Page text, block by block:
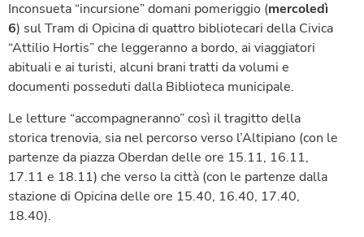
Inconsueta “incursione” domani pomeriggio (mercoledì
6) sul Tram di Opicina di quattro bibliotecari della Civica
“Attilio Hortis” che leggeranno a bordo, ai viaggiatori
abituali e ai turisti, alcuni brani tratti da volumi e
documenti posseduti dalla Biblioteca municipale.
Le letture “accompagneranno” così il tragitto della
storica trenovia, sia nel percorso verso l’Altipiano (con le
partenze da piazza Oberdan delle ore 15.11, 16.11,
17.11 e 18.11) che verso la città (con le partenze dalla
stazione di Opicina delle ore 15.40, 16.40, 17.40,
18.40).